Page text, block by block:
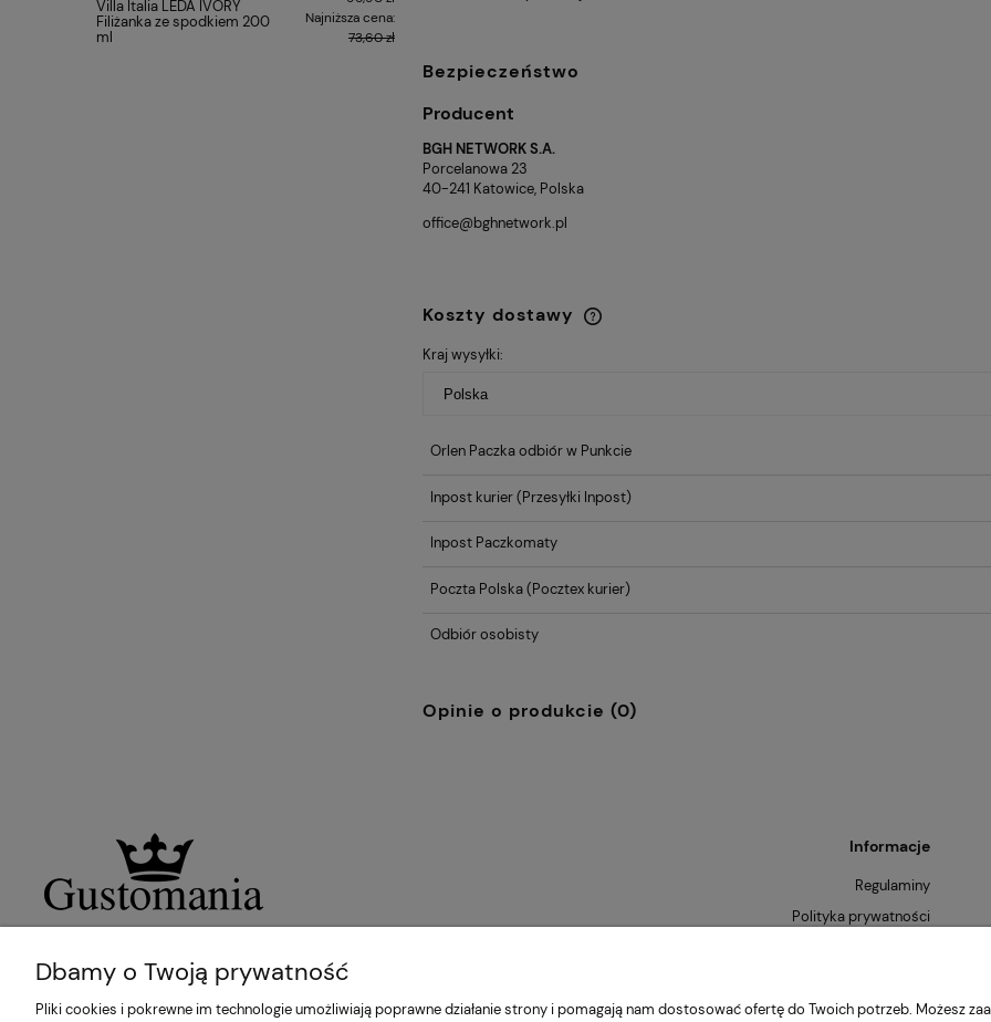
Villa Italia LEDA IVORY
Filiżanka ze spodkiem 200
ml
Najniższa cena:
73,60 zł
Zestaw 2 filiżanek espresso
Bezpieczeństwo
Producent
BGH NETWORK S.A.
Porcelanowa 23
40-241 Katowice, Polska
office@bghnetwork.pl
Koszty dostawy
Kraj wysyłki:
Orlen Paczka odbiór w Punkcie
Inpost kurier(Przesyłki Inpost)
Inpost Paczkomaty
Poczta Polska(Pocztex kurier)
Odbiór osobisty
Opinie o produkcie (0)
Informacje
Regulaminy
Polityka prywatności
Dbamy o Twoją prywatność
Pliki cookies i pokrewne im technologie umożliwiają poprawne działanie strony i pomagają nam dostosować ofertę do Twoich potrzeb. Możesz